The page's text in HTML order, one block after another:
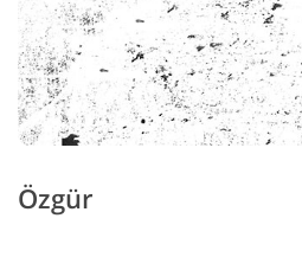
Özgür